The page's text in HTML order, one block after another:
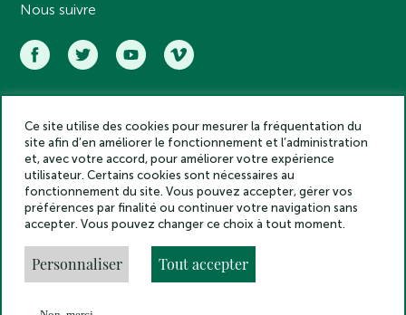
Nous suivre
Académie des inscriptions et belles lettres – Tous droits réservés
2025
Politique de confidentialité
Mentions légales
Crédits
Gestion des cookies
Made by
Ce site utilise des cookies pour mesurer la fréquentation du
site afin d’en améliorer le fonctionnement et l’administration
et, avec votre accord, pour améliorer votre expérience
utilisateur. Certains cookies sont nécessaires au
fonctionnement du site. Vous pouvez accepter, gérer vos
préférences par finalité ou continuer votre navigation sans
accepter. Vous pouvez changer ce choix à tout moment.
Personnaliser Tout accepter